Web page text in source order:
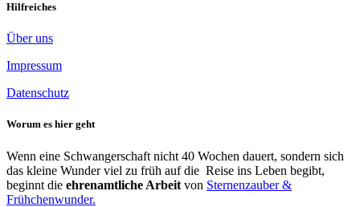
Hilfreiches
Über uns
Impressum
Datenschutz
Worum es hier geht
Wenn eine Schwangerschaft nicht 40 Wochen dauert, sondern sich
das kleine Wunder viel zu früh auf die Reise ins Leben begibt,
beginnt die ehrenamtliche Arbeit von Sternenzauber &
Frühchenwunder.